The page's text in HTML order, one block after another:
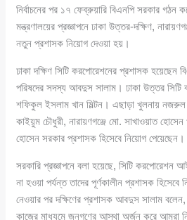
নির্বাচনের পর ১৭ ফেব্রুয়ারি বিএনপি সরকার গঠন
মন্ত্রণালয়ের প্রজ্ঞাপনে ঢাকা উত্তর-দক্ষিণ,
নতুন প্রশাসক নিয়োগ দেওয়া হয়।
ঢাকা দক্ষিণ সিটি করপোরেশনের প্রশাসক হয়েছেন
পরিষদের সদস্য আবদুস সালাম। ঢাকা উত্তর সিটি
শফিকুল ইসলাম খান মিল্টন। এছাড়া খুলনায় নজরুল
কাইয়ুম চৌধুরী, নারায়ণগঞ্জে মো. সাখাওয়াত
হোসেন সরকার প্রশাসক হিসেবে নিয়োগ পেয়েছেন।
সরকারি প্রজ্ঞাপনে বলা হয়েছে, সিটি করপোরেশন
না হওয়া পর্যন্ত তাদের পূর্ণকালীন প্রশাসক হিসেবে
নেওয়ার পর দক্ষিণের প্রশাসক আবদুস সালাম বলেন,
কাজের মাধ্যমে জনগণের আস্থা অর্জন করে আমরা